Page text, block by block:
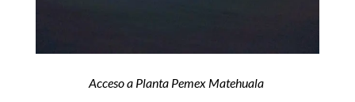
Acceso a Planta Pemex Matehuala